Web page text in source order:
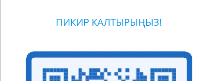
ПИКИР КАЛТЫРЫҢЫЗ!